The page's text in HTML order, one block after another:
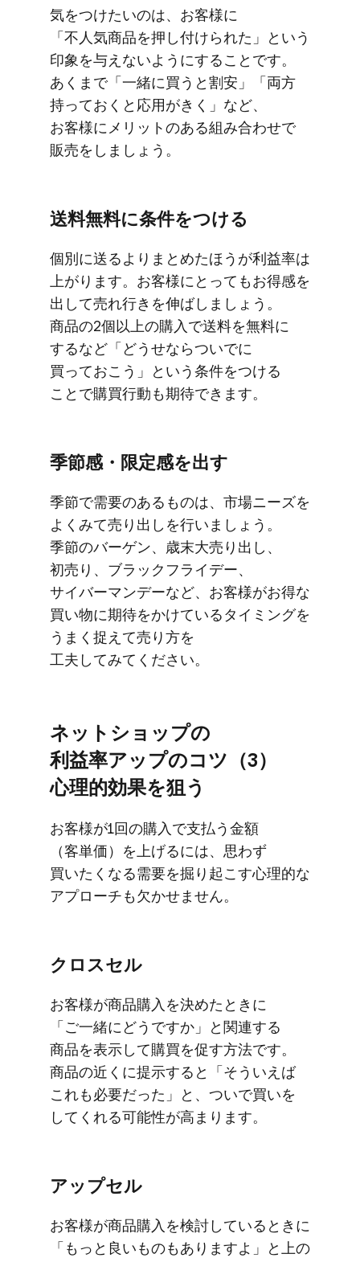
気を​つけたいのは、​お客様に​
「不人気商品を​押し付けられた」と​いう​
印象を​与えないように​する​ことです。​
あくまで​「一緒に​買うと​割安」​「両方​
持っておくと​応用が​きく」など、​
お客様に​メリットの​ある​組み合わせで​
販売を​しましょう。
送料無料に​条件を​つける
個別に​送るより​まとめた​ほうが​利益率は​
上がります。​お客様に​とっても​お得感を​
出して​売れ​行きを​伸ばしましょう。​
商品の​2個以上の​購入で​送料を​無料に​
するなど​「どうせなら​ついでに​
買っておこう」と​いう​条件を​つける​
ことで​購買行動も​期待できます。
季節感・限定感を​出す
季節で​需要の​ある​ものは、​市場ニーズを​
よく​みて​売り出しを​行いましょう。​
季節の​バーゲン、​歳末大売り出し、​
初売り、​ブラックフライデー、​
サイバーマンデーなど、​お客様が​お得な​
買い物に​期待を​かけている​タイミングを​
うまく​捉えて​売り方を​
工夫してみてください。
ネットショップの​
利益率アップの​コツ​（3）​
心理的効果を​狙う
お客様が​1回の​購入で​支払う​金額​
（客単価）を​上げるには、​思わず​
買いたくなる​需要を​掘り起こす​心理的な​
アプローチも​欠かせません。
クロスセル
お客様が​商品購入を​決めた​ときに​
「ご一緒に​どうですか」と​関連する​
商品を​表示して​購買を​促す方​法です。​
商品の​近くに​提示すると​「そう​いえば​
これも​必要だった」と、​ついで​買いを​
してくれる​可能性が​高まります。
アップセル
お客様が​商品購入を​検討している​ときに​
「もっと​良い​ものも​ありますよ」と​上の​